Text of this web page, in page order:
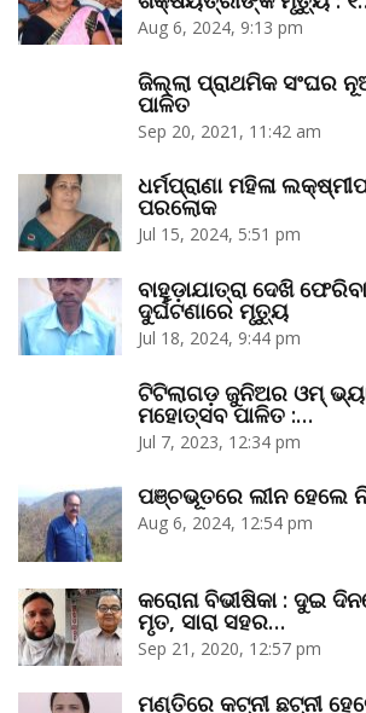
Aug 6, 2024, 9:13 pm
ଜିଲ୍ଲା ପ୍ରାଥମିକ ସଂଘର
ପାଳିତ
Sep 20, 2021, 11:42 am
ଧର୍ମପ୍ରାଣା ମହିଳା
ପରଲୋକ
Jul 15, 2024, 5:51 pm
ବାହୁଡ଼ାଯାତ୍ରା ଦେଖି
ଦୁର୍ଘଟଣାରେ ମୃତ୍ୟୁ
Jul 18, 2024, 9:44 pm
ଟିଟିଲାଗଡ଼ ଜୁନିଅର ଓମ୍‌
ମହୋତ୍ସବ ପାଳିତ :…
Jul 7, 2023, 12:34 pm
ପଞ୍ଚଭୂତରେ ଲୀନ ହେଲେ
Aug 6, 2024, 12:54 pm
କରୋନା ବିଭୀଷିକା : ଦୁଇ
ମୃତ, ସାରା ସହର…
Sep 21, 2020, 12:57 pm
ମଣ୍ତିରେ କଟ୍‌ନୀ ଛଟ୍‌ନୀ